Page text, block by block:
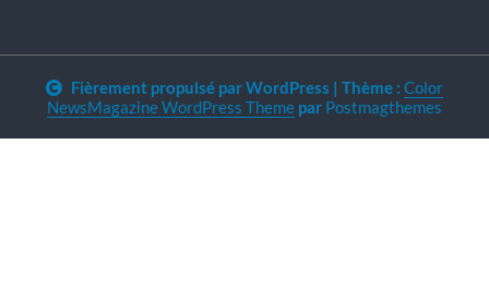
Fièrement propulsé par WordPress | Thème : Color
NewsMagazine WordPress Theme par Postmagthemes